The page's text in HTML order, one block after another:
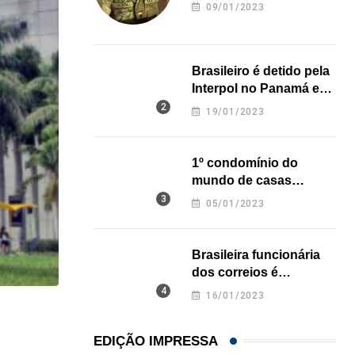
Açaí é reconhecido oficialmente como fruto
09/01/2023
Brasileiro é detido pela
Interpol no Panamá e
pode pegar prisão
19/01/2023
1º condomínio do
mundo de casas
impressas em 3D é
05/01/2023
Brasileira funcionária
dos correios é
assassinada a facadas
16/01/2023
EDIÇÃO IMPRESSA